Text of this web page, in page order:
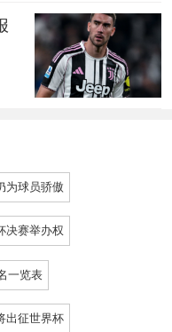
为球员骄傲
决赛举办权
一览表
出征世界杯